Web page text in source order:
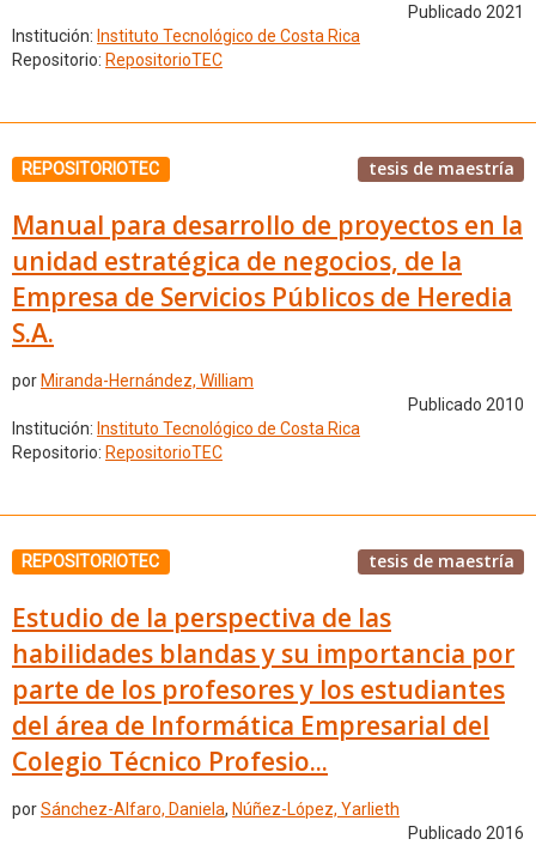
Publicado 2021
Institución: Instituto Tecnológico de Costa Rica
Repositorio: RepositorioTEC
REPOSITORIOTEC tesis de maestría
Manual para desarrollo de proyectos en la
unidad estratégica de negocios, de la
Empresa de Servicios Públicos de Heredia
S.A.
por Miranda-Hernández, William
Publicado 2010
Institución: Instituto Tecnológico de Costa Rica
Repositorio: RepositorioTEC
REPOSITORIOTEC tesis de maestría
Estudio de la perspectiva de las
habilidades blandas y su importancia por
parte de los profesores y los estudiantes
del área de Informática Empresarial del
Colegio Técnico Profesio...
porSánchez-Alfaro, Daniela, Núñez-López, Yarlieth
Publicado 2016